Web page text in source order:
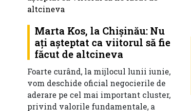
Marta Kos, la Chișinău: Nu
ați așteptat ca viitorul să fie
făcut de altcineva
Foarte curând, la mijlocul lunii iunie,
vom deschide oficial negocierile de
aderare pe cel mai important cluster,
privind valorile fundamentale, a